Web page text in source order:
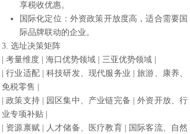
享税收优惠。
国际化定位：外资政策开放度高，适合需要国
际品牌联动的企业。
3. 选址决策矩阵
| 考量维度 | 海口优势领域 | 三亚优势领域 |
| 行业适配 | 科技研发、现代服务业 | 旅游、康养、
免税零售 |
| 政策支持 | 园区集中、产业链完备 | 外资开放、行
业专项补贴 |
| 资源禀赋 | 人才储备、医疗教育 | 国际客流、自然